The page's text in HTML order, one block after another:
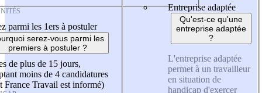
parmi les 1ers à postuler
serez-vous parmi les
premiers à postuler ?
de plus de 15 jours,
moins de 4 candidatures
France Travail est informé)
Entreprise adaptée
Qu'est-ce qu'une
entreprise adaptée
?
L'entreprise adaptée
permet à un travailleur
en situation de
handicap d'exercer